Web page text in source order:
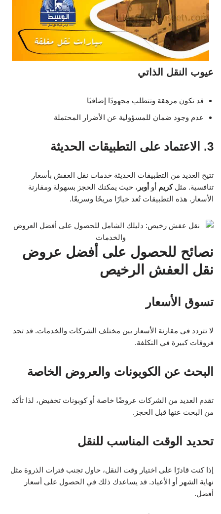
عيوب النقل الذاتي
قد تكون مرهقة وتتطلب مجهودًا إضافيًا
عدم وجود ضمان للمسؤولية عن الأضرار المحتملة
3. الاعتماد على التطبيقات الحديثة
تتيح العديد من التطبيقات الحديثة خدمات نقل العفش بأسعار
تنافسية. مثلكريم أو أوبر ، حيث يمكنك الحجز بسهولة ومقارنة
الأسعار. هذه التطبيقات تُعد خيارًا مريحًا وسريعًا.
نصائح للحصول على أفضل عروض
نقل العفش الرخيص
تسوق الأسعار
لا تتردد في مقارنة الأسعار بين مختلف الشركات والخدمات. قد تجد
فروقات كبيرة في التكلفة.
البحث عن الكوبونات والعروض الخاصة
تقدم العديد من الشركات عروضًا خاصة أو كوبونات تخفيض، لذا تأكد
من البحث عنها قبل الحجز.
تحديد الوقت المناسب للنقل
إذا كنت قادرًا على اختيار وقت النقل، حاول تجنب فترات الذروة مثل
نهاية الشهر أو الأعياد. قد يساعدك ذلك في الحصول على أسعار
أفضل.